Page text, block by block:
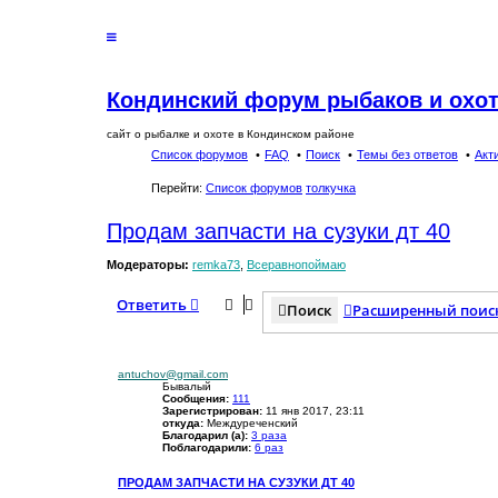
Кондинский форум рыбаков и
сайт о рыбалке и охоте в Кондинском районе
Список форумов FAQ Поиск Темы без ответов
Перейти: Список форумов толкучка
Продам запчасти на сузуки дт 40
Модераторы: remka73 Всеравнопоймаю
Ответить Поиск Расширенный
antuchov@gmail.com
Бывалый
Сообщения: 111
Зарегистрирован: 11 янв 2017, 23:11
откуда: Междуреченский
Благодарил (а): 3 раза
Поблагодарили: 6 раз
ПРОДАМ ЗАПЧАСТИ НА СУЗУКИ ДТ 40